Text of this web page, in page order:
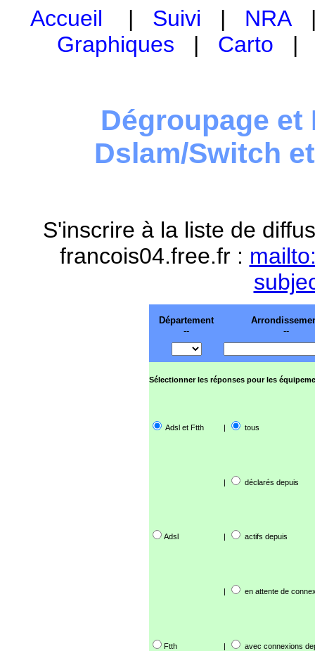
Accueil | Suivi | NRA
Graphiques | Carto
Dégroupage et
Dslam/Switch
S'inscrire à la liste de
francois04.free.fr :
Département
--
--
Sélectionner les réponses pour les
Adsl et Ftth | tous
| déclarés depuis
Adsl | actifs depuis
| en attente de
Ftth | avec connexions